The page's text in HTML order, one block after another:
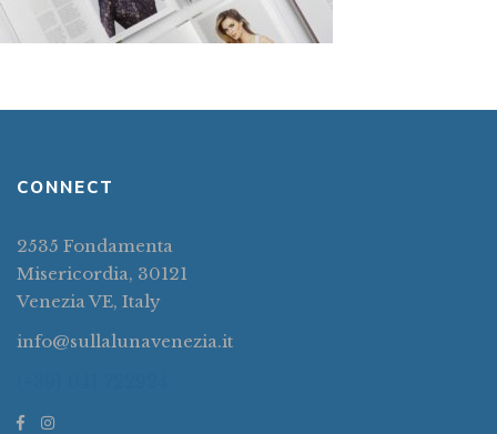
CONNECT
2535 Fondamenta
Misericordia, 30121
Venezia VE, Italy
info@sullalunavenezia.it